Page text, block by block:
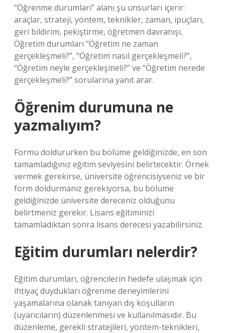
“Öğrenme durumları” alanı şu unsurları içerir:
araçlar, strateji, yöntem, teknikler, zaman, ipuçları,
geri bildirim, pekiştirme, öğretmen davranışı.
Öğretim durumları “Öğretim ne zaman
gerçekleşmeli?”, “Öğretim nasıl gerçekleşmeli?”,
“Öğretim neyle gerçekleşmeli?” ve “Öğretim nerede
gerçekleşmeli?” sorularına yanıt arar.
Öğrenim durumuna ne
yazmalıyım?
Formu doldururken bu bölüme geldiğinizde, en son
tamamladığınız eğitim seviyesini belirtecektir. Örnek
vermek gerekirse, üniversite öğrencisiyseniz ve bir
form doldurmanız gerekiyorsa, bu bölüme
geldiğinizde üniversite dereceniz olduğunu
belirtmeniz gerekir. Lisans eğitiminizi
tamamladıktan sonra lisans derecesi yazabilirsiniz.
Eğitim durumları nelerdir?
Eğitim durumları, öğrencilerin hedefe ulaşmak için
ihtiyaç duydukları öğrenme deneyimlerini
yaşamalarına olanak tanıyan dış koşulların
(uyarıcıların) düzenlenmesi ve kullanılmasıdır. Bu
düzenleme, gerekli stratejileri, yöntem-teknikleri,